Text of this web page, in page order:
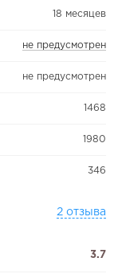
18 месяцев
не предусмотрен
не предусмотрен
1468
1980
346
2 отзыва
3.7